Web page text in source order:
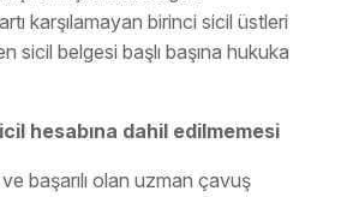
karşılamayan birinci sicil üstleri
sicil belgesi başlı başına hukuka
hesabına dahil edilmemesi
başarılı olan uzman çavuş